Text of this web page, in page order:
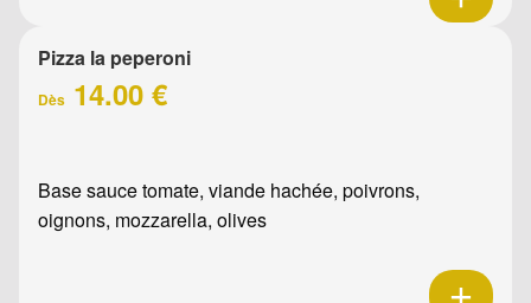
Pizza la peperoni
Dès 14.00 €
Base sauce tomate, viande hachée, poivrons,
oignons, mozzarella, olives